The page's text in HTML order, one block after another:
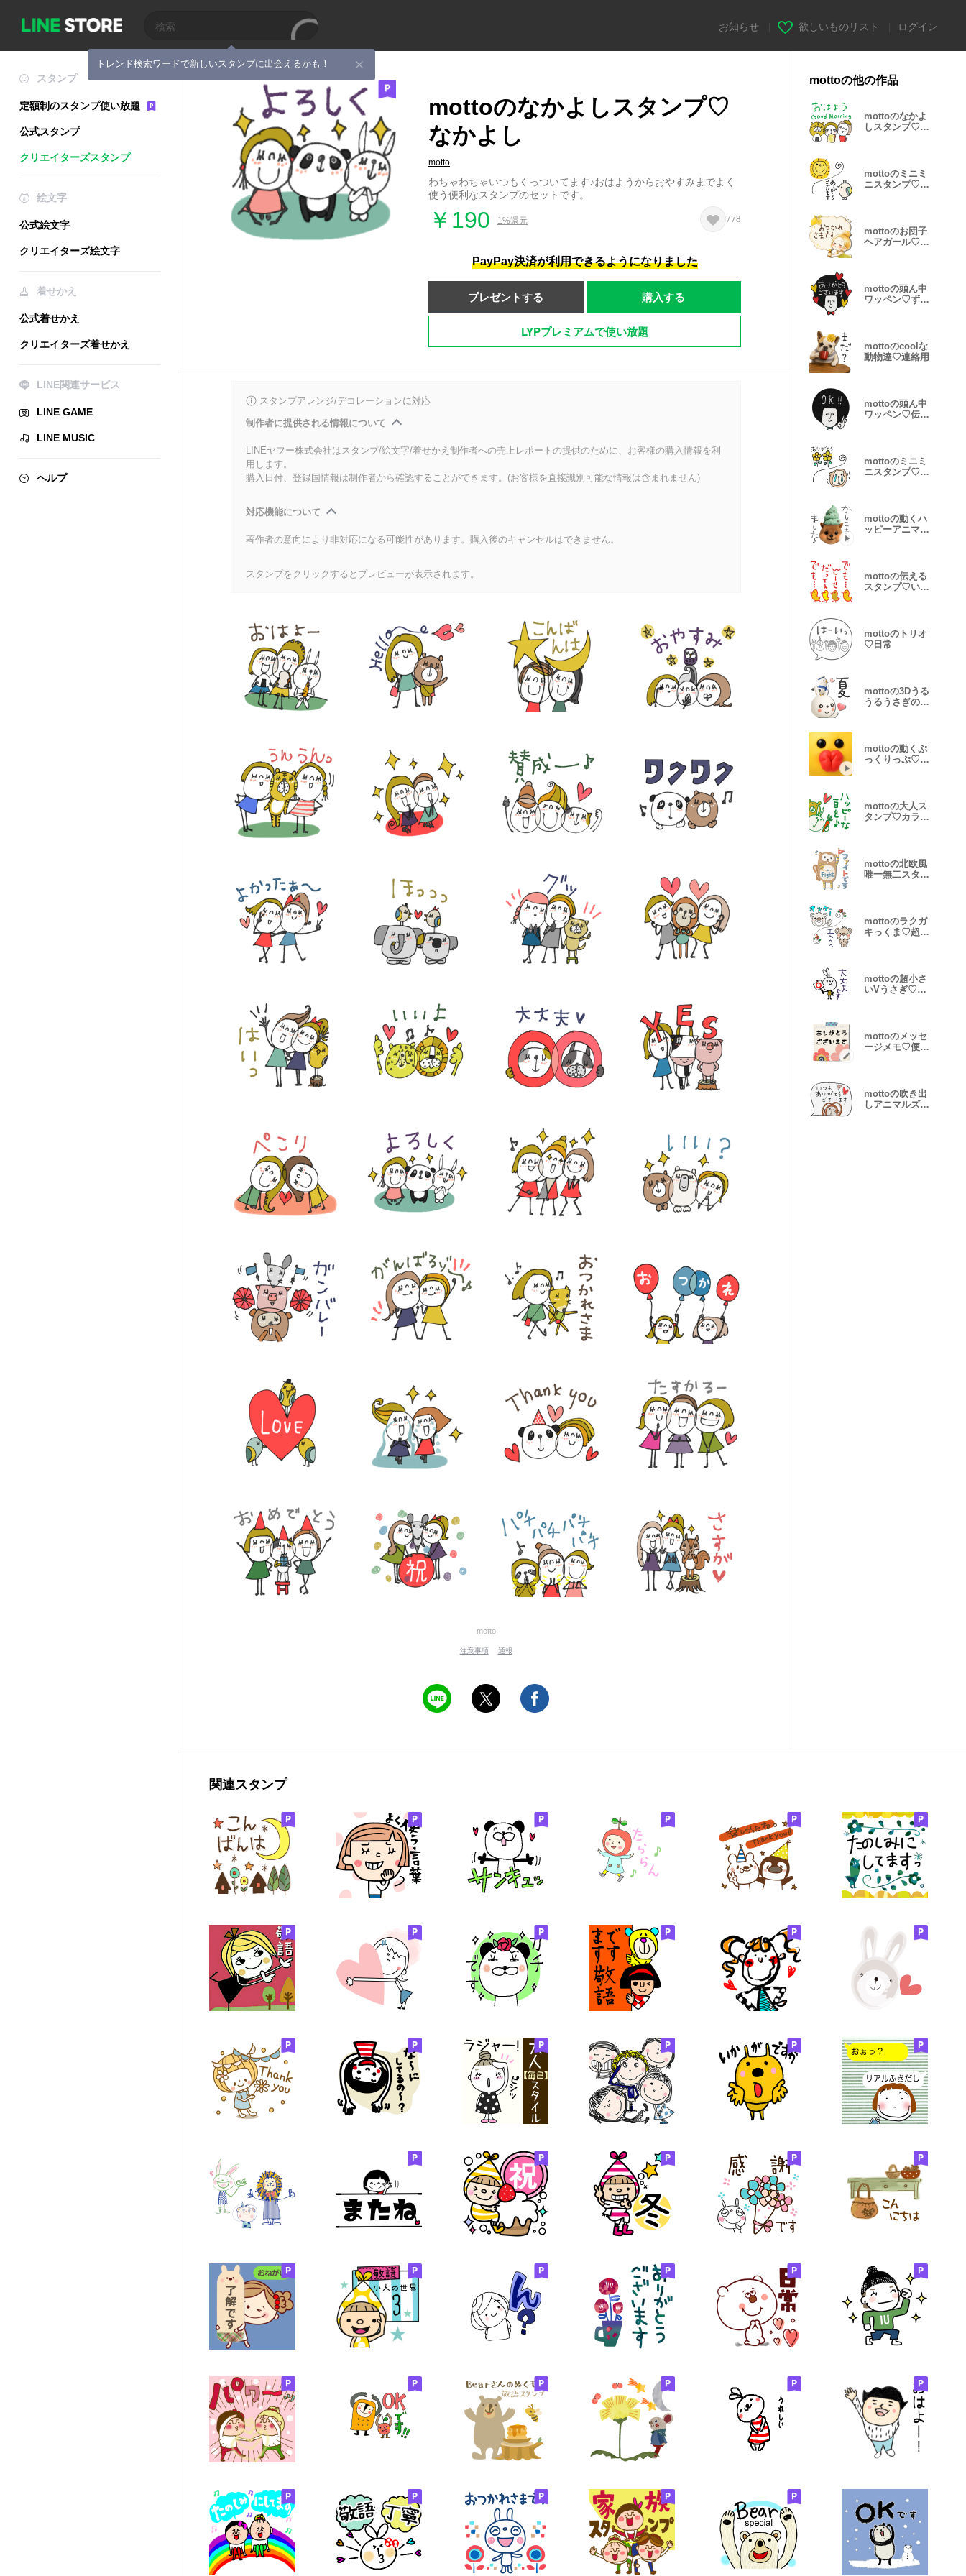
トレンド検索ワードで新しいスタンプに出会えるかも！
お知らせ 欲しいものリスト ログイン
スタンプ
定額制のスタンプ使い放題
公式スタンプ
クリエイターズスタンプ
絵文字
公式絵文字
クリエイターズ絵文字
着せかえ
公式着せかえ
クリエイターズ着せかえ
LINE関連サービス
LINE GAME
LINE MUSIC
ヘルプ
mottoのなかよしスタンプ♡
なかよし
motto
わちゃわちゃいつもくっついてます♪おはようからおやすみまでよく
使う便利なスタンプのセットです。
￥190 1%還元 778
PayPay決済が利用できるようになりました
プレゼントする 購入する
LYPプレミアムで使い放題
スタンプアレンジ/デコレーションに対応
制作者に提供される情報について
LINEヤフー株式会社はスタンプ/絵文字/着せかえ制作者への売上レポートの提供のために、お客様の購入情報を利
用します。
購入日付、登録国情報は制作者から確認することができます。(お客様を直接識別可能な情報は含まれません)
対応機能について
著作者の意向により非対応になる可能性があります。購入後のキャンセルはできません。
スタンプをクリックするとプレビューが表示されます。
motto
注意事項 通報
mottoの他の作品
mottoのなかよ
しスタンプ♡伝
mottoのミニミ
ニスタンプ♡①
mottoのお団子
ヘアガール♡敬
mottoの頭ん中
ワッペン♡ずっ
mottoのcoolな
動物達♡連絡用
mottoの頭ん中
ワッペン♡伝え
mottoのミニミ
ニスタンプ♡②
mottoの動くハ
ッピーアニマル
mottoの伝える
スタンプ♡いろ
mottoのトリオ
♡日常
mottoの3Dうる
うるうさぎの夏
mottoの動くぷ
っくりっぷ♡便
mottoの大人ス
タンプ♡カラフ
mottoの北欧風
唯一無二スタン
mottoのラクガ
キっくま♡超小
mottoの超小さ
いVうさぎ♡毎
mottoのメッセ
ージメモ♡便利
mottoの吹き出
しアニマルズ♡
関連スタンプ